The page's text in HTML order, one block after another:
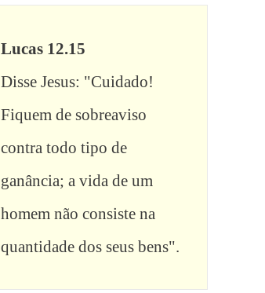
Lucas 12.15
Disse Jesus: "Cuidado!
Fiquem de sobreaviso
contra todo tipo de
ganância; a vida de um
homem não consiste na
quantidade dos seus bens".